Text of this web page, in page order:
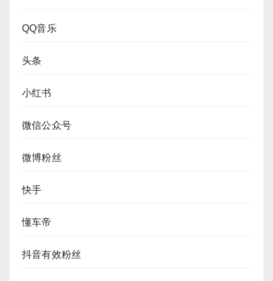
QQ音乐
头条
小红书
微信公众号
微博粉丝
快手
懂车帝
抖音有效粉丝